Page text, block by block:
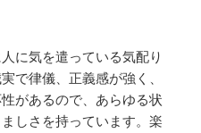
に気を遣っている気配り
で律儀、正義感が強く、
があるので、あらゆる状
しさを持っています。楽